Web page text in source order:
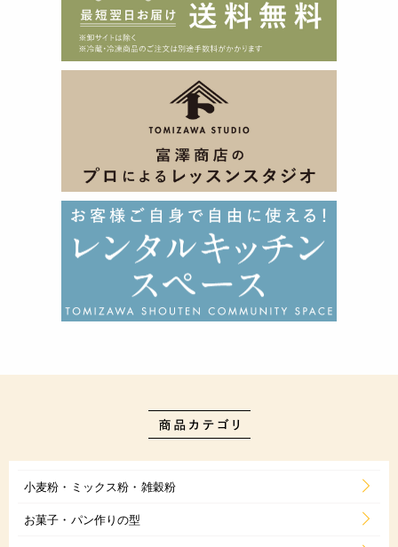
小麦粉・ミックス粉・雑穀粉
お菓子・パン作りの型